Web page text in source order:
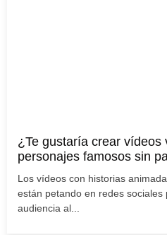
¿Te gustaría crear vídeos
personajes famosos sin
Los vídeos con historias
están petando en redes sociales
audiencia al...